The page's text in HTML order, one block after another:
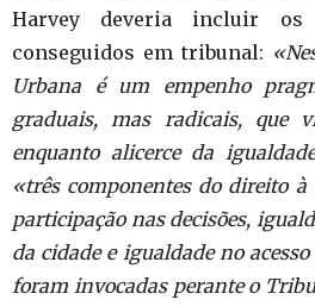
Harvey deveria incluir os
conseguidos em tribunal:
Urbana é um empenho
graduais, mas radicais, que
enquanto alicerce da
«três componentes do direito
participação nas decisões,
da cidade e igualdade no
foram invocadas perante o